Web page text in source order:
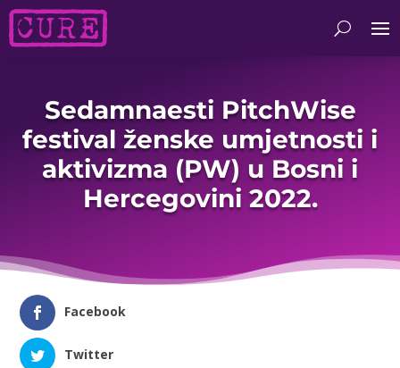
Sedamnaesti PitchWise
festival ženske umjetnosti i
aktivizma (PW) u Bosni i
Hercegovini 2022.
Facebook
Twitter